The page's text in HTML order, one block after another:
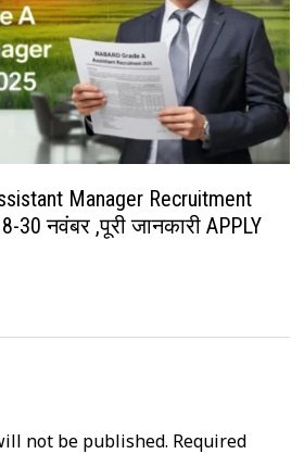
Manager Recruitment
नवंबर ,पूरी जानकारी APPLY
not be published. Required